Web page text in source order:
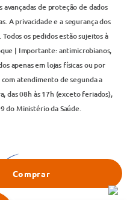
Comprar
de proteção de dados
A privacidade e a segurança dos
os pedidos estão sujeitos à
| Importante: antimicrobianos,
apenas em lojas físicas ou por
atendimento de segunda a
das 08h às 17h (exceto feriados),
do Ministério da Saúde.